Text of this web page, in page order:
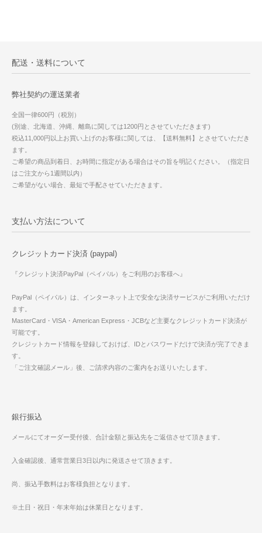
配送・送料について
弊社契約の運送業者
全国一律600円（税別）
(別途、北海道、沖縄、離島に関しては1200円とさせていただきます)
税込11,000円以上お買い上げのお客様に関しては、【送料無料】とさせていただき
ます。
ご希望の商品到着日、お時間に指定がある場合はその旨を明記ください。（指定日
はご注文から1週間以内）
ご希望がない場合、最短で手配させていただきます。
支払い方法について
クレジットカード決済 (paypal)
『クレジット決済PayPal（ペイパル）をご利用のお客様へ』
PayPal（ペイパル）は、インターネット上で安全な決済サービスがご利用いただけ
ます。
MasterCard・VISA・American Express・JCBなど主要なクレジットカード決済が
可能です。
クレジットカード情報を登録しておけば、IDとパスワードだけで決済が完了できま
す。
「ご注文確認メール」後、ご請求内容のご案内をお送りいたします。
銀行振込
メールにてオーダー受付後、合計金額と振込先をご返信させて頂きます。
入金確認後、通常営業日3日以内に発送させて頂きます。
尚、振込手数料はお客様負担となります。
※土日・祝日・年末年始は休業日となります。